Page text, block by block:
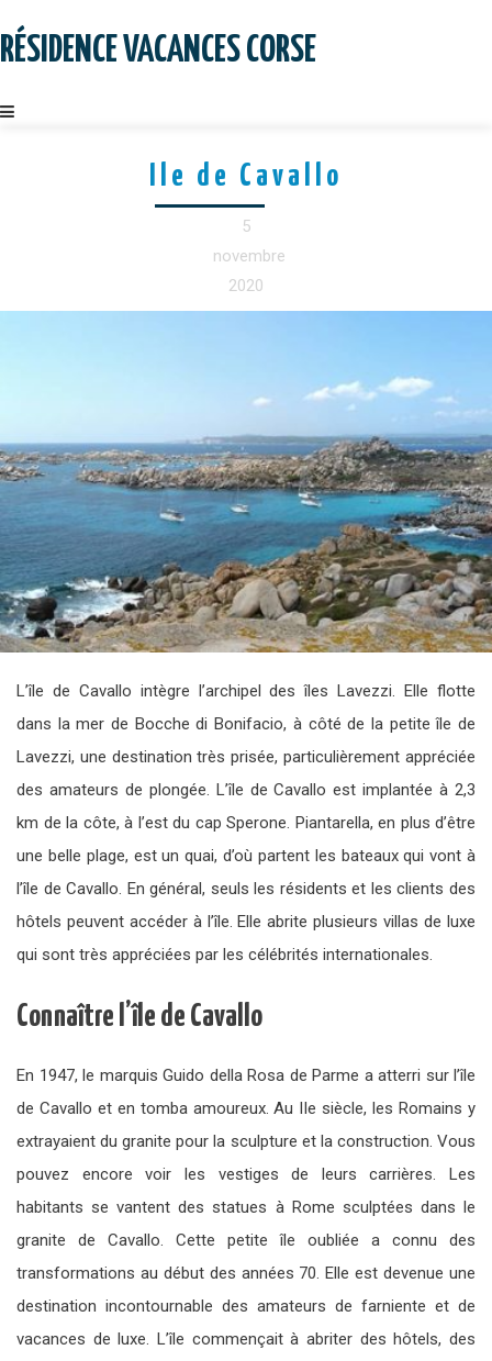
toRÉSIDENCE VACANCES CORSE
Ile de Cavallo
5
novembre
2020
L’île de Cavallo intègre l’archipel des îles Lavezzi. Elle flotte
dans la mer de Bocche di Bonifacio, à côté de la petite île de
Lavezzi, une destination très prisée, particulièrement appréciée
des amateurs de plongée. L’île de Cavallo est implantée à 2,3
km de la côte, à l’est du cap Sperone. Piantarella, en plus d’être
une belle plage, est un quai, d’où partent les bateaux qui vont à
l’île de Cavallo. En général, seuls les résidents et les clients des
hôtels peuvent accéder à l’île. Elle abrite plusieurs villas de luxe
qui sont très appréciées par les célébrités internationales.
Connaître l’île de Cavallo
En 1947, le marquis Guido della Rosa de Parme a atterri sur l’île
de Cavallo et en tomba amoureux. Au IIe siècle, les Romains y
extrayaient du granite pour la sculpture et la construction. Vous
pouvez encore voir les vestiges de leurs carrières. Les
habitants se vantent des statues à Rome sculptées dans le
granite de Cavallo. Cette petite île oubliée a connu des
transformations au début des années 70. Elle est devenue une
destination incontournable des amateurs de farniente et de
vacances de luxe. L’île commençait à abriter des hôtels, des